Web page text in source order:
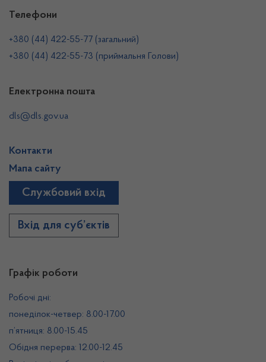
Графік роботи
Робочі дні:
понеділок-четвер: 8.00-17.00
п’ятниця: 8.00-15.45
Обідня перерва: 12.00-12.45
Телефони
+380 (44) 422-55-77 (загальний)
+380 (44) 422-55-73 (приймальня Голови)
Електронна пошта
dls@dls.gov.ua
Контакти
Мапа сайту
Службовий вхід
Вхід для суб’єктів